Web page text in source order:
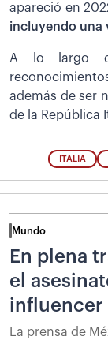
apareció en
incluyendo una
A lo largo
además de ser
de la República
ITALIA
Mundo
En plena
el
influencer
La prensa de